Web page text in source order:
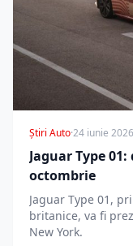
Știri Auto·24 iunie 2026
Jaguar Type
octombrie
Jaguar Type 01,
britanice, va fi
New York.